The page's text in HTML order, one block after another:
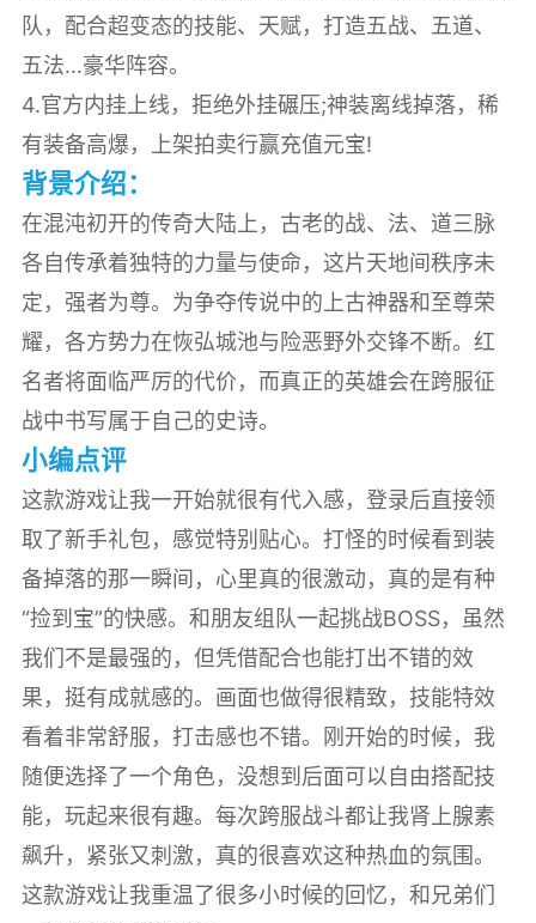
队，配合超变态的技能、天赋，打造五战、五道、
五法…豪华阵容。
4.官方内挂上线，拒绝外挂碾压;神装离线掉落，稀
有装备高爆，上架拍卖行赢充值元宝!
背景介绍：
在混沌初开的传奇大陆上，古老的战、法、道三脉
各自传承着独特的力量与使命，这片天地间秩序未
定，强者为尊。为争夺传说中的上古神器和至尊荣
耀，各方势力在恢弘城池与险恶野外交锋不断。红
名者将面临严厉的代价，而真正的英雄会在跨服征
战中书写属于自己的史诗。
小编点评
这款游戏让我一开始就很有代入感，登录后直接领
取了新手礼包，感觉特别贴心。打怪的时候看到装
备掉落的那一瞬间，心里真的很激动，真的是有种
“捡到宝”的快感。和朋友组队一起挑战BOSS，虽然
我们不是最强的，但凭借配合也能打出不错的效
果，挺有成就感的。画面也做得很精致，技能特效
看着非常舒服，打击感也不错。刚开始的时候，我
随便选择了一个角色，没想到后面可以自由搭配技
能，玩起来很有趣。每次跨服战斗都让我肾上腺素
飙升，紧张又刺激，真的很喜欢这种热血的氛围。
这款游戏让我重温了很多小时候的回忆，和兄弟们